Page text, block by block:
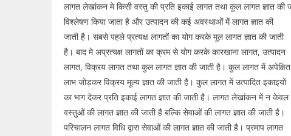
लागत लेखांकन मे किसी वस्तु की प्रति इकाई लागत तथा कुल लागत ज्ञात की
विश्लेषण किया जाता है और उत्पादन की कई अवस्थाओं में लागत ज्ञात की
जाती है। सबसे पहले प्रत्यक्ष लागतों का योग करके मूल लागत ज्ञात की जाती
है। बाद मे अप्रत्यक्ष लागतों का क्रम से योग करके कारखाना लागत, उत्पादन
लागत, विक्रय लागत तथा कुल लागत ज्ञात की जाती है। कुल लागत में अपेक्षित
लाभ जोड़कर विक्रय मूल्य ज्ञात की जाती है। कुल लागत में उत्पादित इकाइयों
का भाग देकर प्रति इकाई लागत ज्ञात की जाती है। लागत लेखांकन में न केवल
वस्तुओं की लागत ज्ञात की जाती है बल्कि सेवाओं की लागत ज्ञात की जाती है।
परिचालन लागत विधि द्वारा सेवाओं की लागत ज्ञात की जाती है। प्रमाप लागत